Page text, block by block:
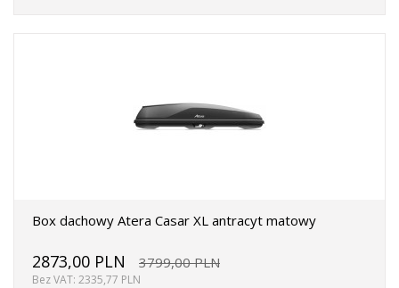
Box dachowy Atera Casar XL antracyt matowy
2873,00 PLN 3799,00 PLN
Bez VAT: 2335,77 PLN